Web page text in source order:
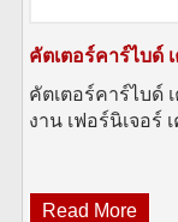
คัตเตอร์คาร์ไบด์
คัตเตอร์คาร์ไบด์
งาน เฟอร์นิเจอร์
Read More